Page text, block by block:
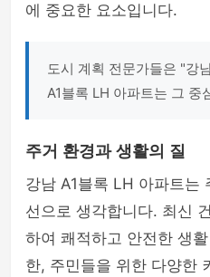
에 중요한 요소입니다.
도시 계획 전문가들은 "강
A1블록 LH 아파트는 그 중
주거 환경과 생활의 질
강남 A1블록 LH 아파트는
선으로 생각합니다. 최신
하여 쾌적하고 안전한 생
한, 주민들을 위한 다양한